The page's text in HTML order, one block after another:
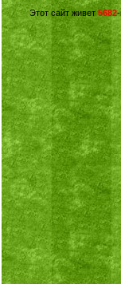
Этот сайт живет5682